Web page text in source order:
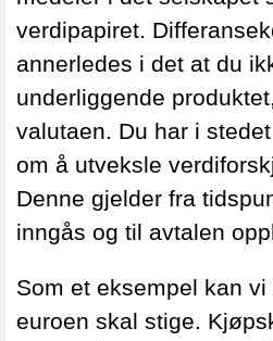
verdipapiret.
annerledes i det at du
underliggende
valutaen. Du har i
om å utveksle
Denne gjelder fra
inngås og til avtalen
Som et eksempel kan
euroen skal stige.